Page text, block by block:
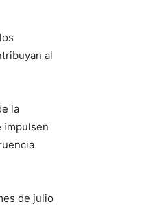
al
la
impulsen
de julio